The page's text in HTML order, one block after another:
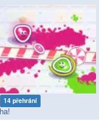
14 přehrání